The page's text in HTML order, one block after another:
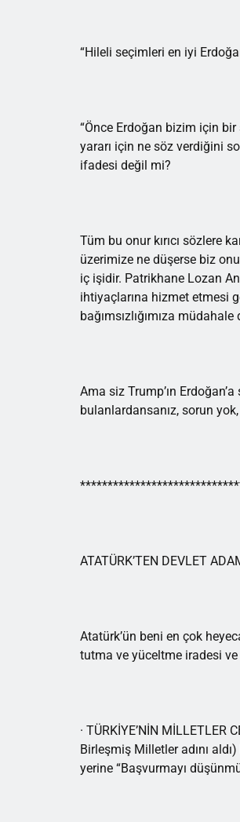
“Hileli seçimleri en iyi
“Önce Erdoğan bizim için bir
yararı için ne söz verdiğini
ifadesi değil mi?
Tüm bu onur kırıcı sözlere
üzerimize ne düşerse biz
iç işidir. Patrikhane Lozan
ihtiyaçlarına hizmet etmesi
bağımsızlığımıza
Ama siz Trump’ın
bulanlardansanız, sorun
ATATÜRK’TEN DEVLET
Atatürk’ün beni en çok
tutma ve yüceltme iradesi
· TÜRKİYE’NİN MİLLETLER
Birleşmiş Milletler adını
yerine “Başvurmayı